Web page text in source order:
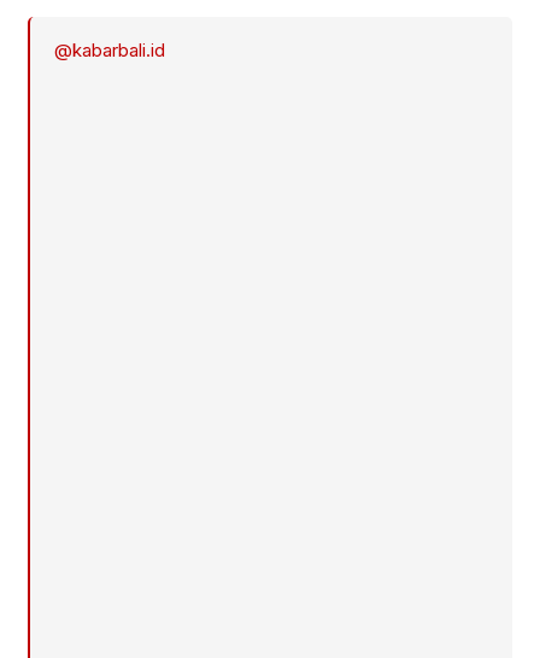
@kabarbali.id